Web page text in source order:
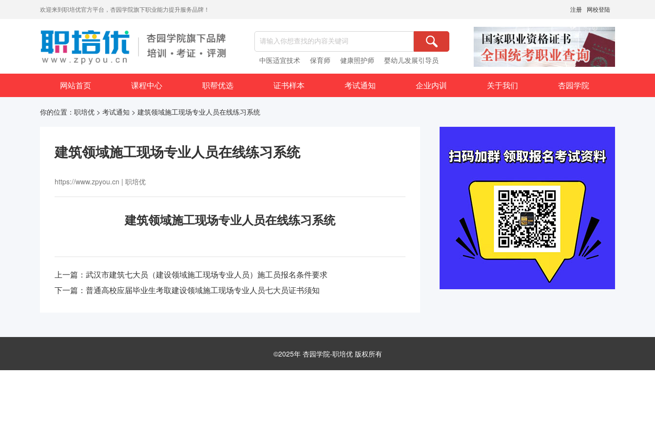
欢迎来到职培优官方平台，杏园学院旗下职业能力提升服务品牌！ 注册 网校登陆
中医适宜技术 保育师 健康照护师 婴幼儿发展引导员
网站首页 课程中心 职帮优选 证书样本 考试通知 企业内训 关于我们 杏园学院
你的位置： 职培优 > 考试通知 > 建筑领域施工现场专业人员在线练习系统
建筑领域施工现场专业人员在线练习系统
https://www.zpyou.cn | 职培优
建筑领域施工现场专业人员在线练习系统
上一篇： 武汉市建筑七大员（建设领域施工现场专业人员）施工员报名条件要求
下一篇： 普通高校应届毕业生考取建设领域施工现场专业人员七大员证书须知
©2025年 杏园学院-职培优版权所有